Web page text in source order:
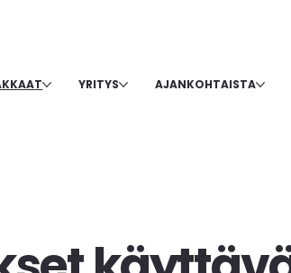
YRITYS AJANKOHTAISTA